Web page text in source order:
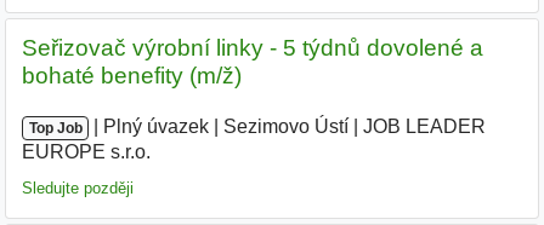
Seřizovač výrobní linky - 5 týdnů dovolené a
bohaté benefity (m/ž)
Top Job Plný úvazek Sezimovo Ústí
JOB LEADER
EUROPE s.r.o.
Sledujte později